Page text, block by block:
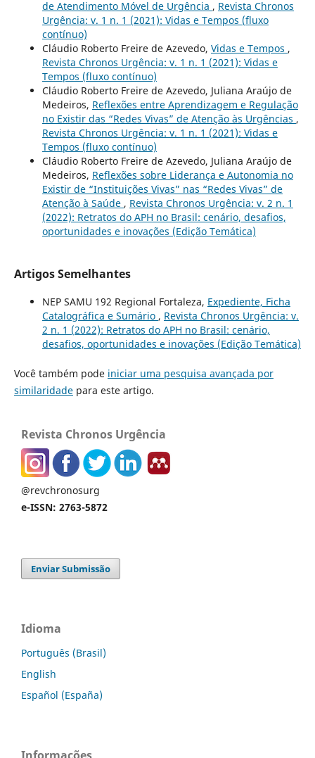
de Atendimento Móvel de Urgência , Revista Chronos
Urgência: v. 1 n. 1 (2021): Vidas e Tempos (fluxo
contínuo)
Cláudio Roberto Freire de Azevedo, Vidas e Tempos ,
Revista Chronos Urgência: v. 1 n. 1 (2021): Vidas e
Tempos (fluxo contínuo)
Cláudio Roberto Freire de Azevedo, Juliana Araújo de
Medeiros, Reflexões entre Aprendizagem e Regulação
no Existir das “Redes Vivas” de Atenção às Urgências ,
Revista Chronos Urgência: v. 1 n. 1 (2021): Vidas e
Tempos (fluxo contínuo)
Cláudio Roberto Freire de Azevedo, Juliana Araújo de
Medeiros, Reflexões sobre Liderança e Autonomia no
Existir de “Instituições Vivas” nas “Redes Vivas” de
Atenção à Saúde , Revista Chronos Urgência: v. 2 n. 1
(2022): Retratos do APH no Brasil: cenário, desafios,
oportunidades e inovações (Edição Temática)
Artigos Semelhantes
NEP SAMU 192 Regional Fortaleza, Expediente, Ficha
Catalográfica e Sumário , Revista Chronos Urgência: v.
2 n. 1 (2022): Retratos do APH no Brasil: cenário,
desafios, oportunidades e inovações (Edição Temática)
Você também pode iniciar uma pesquisa avançada por
similaridadepara este artigo.
Revista Chronos Urgência
@revchronosurg
e-ISSN: 2763-5872
Enviar Submissão
Idioma
Português (Brasil)
English
Español (España)